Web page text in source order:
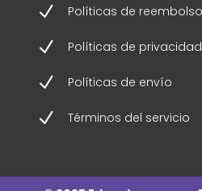
N Políticas de reembolso
N Políticas de privacidad
N Políticas de envío
N Términos del servicio